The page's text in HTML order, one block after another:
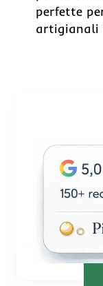
perfette
artigianali